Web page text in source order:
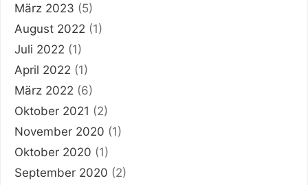
März 2023 (5)
August 2022 (1)
Juli 2022 (1)
April 2022 (1)
März 2022 (6)
Oktober 2021 (2)
November 2020 (1)
Oktober 2020 (1)
September 2020 (2)